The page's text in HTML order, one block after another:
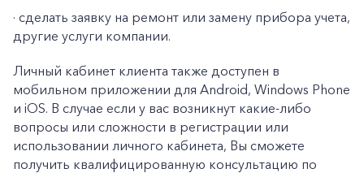
· сделать заявку на ремонт или замену прибора учета,
другие услуги компании.
Личный кабинет клиента также доступен в
мобильном приложении для Android, Windows Phone
и iOS. В случае если у вас возникнут какие-либо
вопросы или сложности в регистрации или
использовании личного кабинета, Вы сможете
получить квалифицированную консультацию по